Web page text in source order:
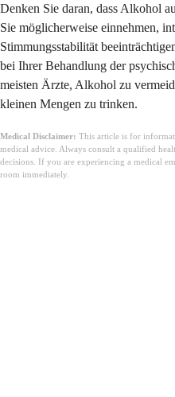
Denken Sie daran, dass Alkohol
Sie möglicherweise einnehmen,
Stimmungsstabilität
bei Ihrer Behandlung der
meisten Ärzte, Alkohol zu
kleinen Mengen zu trinken.
Medical Disclaimer: This article is for
medical advice. Always consult a qualified
decisions. If you are experiencing a medical
room immediately.